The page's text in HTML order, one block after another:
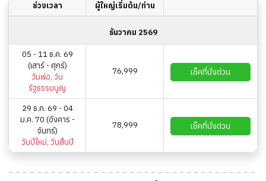
ช่วงเวลา ผู้ใหญ่เริ่มต้น/ท่าน
ธันวาคม 2569
05 - 11 ธ.ค. 69
(เสาร์ - ศุกร์)
วันพ่อ, วัน
รัฐธรรมนูญ
76,999 เช็คที่นั่งด่วน
29 ธ.ค. 69 - 04
ม.ค. 70 (อังคาร -
จันทร์)
วันปีใหม่, วันสิ้นปี
78,999 เช็คที่นั่งด่วน